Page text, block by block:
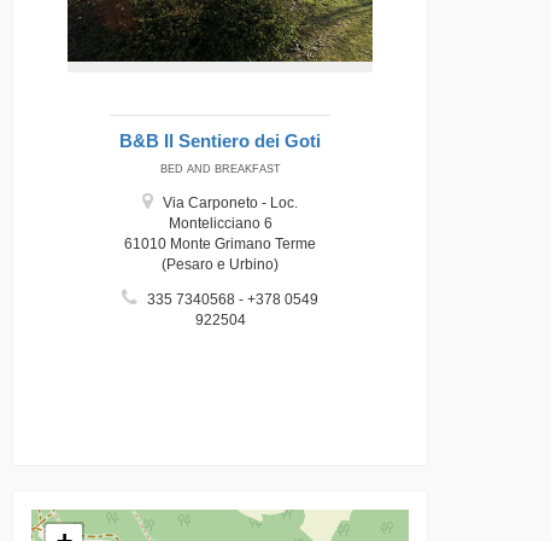
B&B Il Sentiero dei Goti
BED AND BREAKFAST
Via Carponeto - Loc.
Montelicciano 6
61010 Monte Grimano Terme
(Pesaro e Urbino)
335 7340568 - +378 0549
922504